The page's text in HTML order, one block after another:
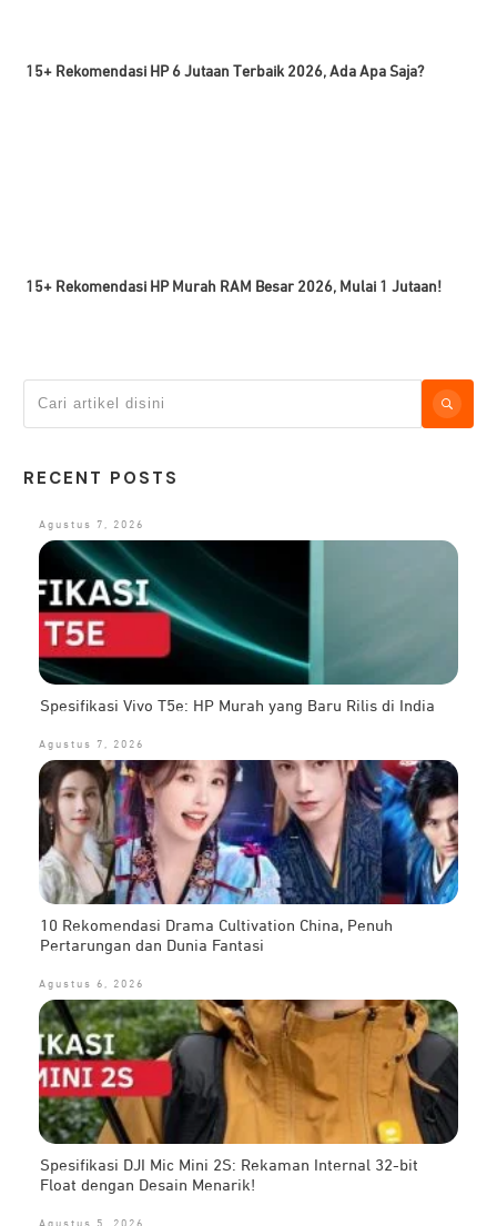
15+ Rekomendasi HP 6 Jutaan Terbaik 2026, Ada Apa Saja?
15+ Rekomendasi HP Murah RAM Besar 2026, Mulai 1 Jutaan!
RECENT POSTS
Agustus 7, 2026
Spesifikasi Vivo T5e: HP Murah yang Baru Rilis di India
Agustus 7, 2026
10 Rekomendasi Drama Cultivation China, Penuh
Pertarungan dan Dunia Fantasi
Agustus 6, 2026
Spesifikasi DJI Mic Mini 2S: Rekaman Internal 32-bit
Float dengan Desain Menarik!
Agustus 5, 2026